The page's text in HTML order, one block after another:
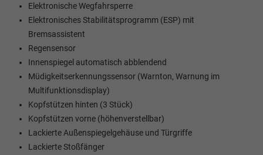
Elektronische Wegfahrsperre
Elektronisches Stabilitätsprogramm (ESP) mit
Bremsassistent
Regensensor
Innenspiegel automatisch abblendend
Müdigkeitserkennungssensor (Warnton, Warnung im
Multifunktionsdisplay)
Kopfstützen hinten (3 Stück)
Kopfstützen vorne (höhenverstellbar)
Lackierte Außenspiegelgehäuse und Türgriffe
Lackierte Stoßfänger